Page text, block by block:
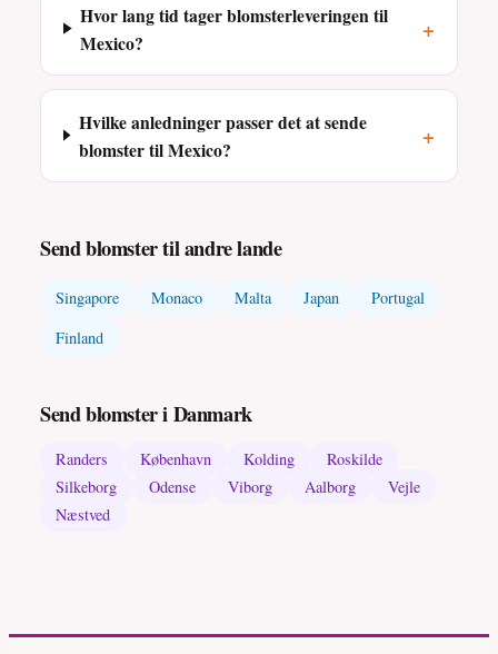
Hvor lang tid tager blomsterleveringen til
Mexico?
+
Hvilke anledninger passer det at sende
blomster til Mexico?
+
Send blomster til andre lande
Singapore Monaco Malta Japan
Portugal
Finland
Send blomster i Danmark
Randers København Kolding
Roskilde
Silkeborg
Odense Viborg Aalborg
Vejle
Næstved